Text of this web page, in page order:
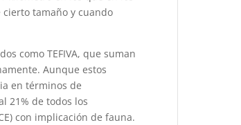
tamaño y cuando
como TEFIVA, que suman
Aunque estos
en términos de
21% de todos los
con implicación de fauna.